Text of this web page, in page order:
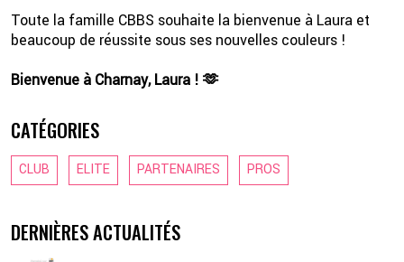
Toute la famille CBBS souhaite la bienvenue à Laura et
beaucoup de réussite sous ses nouvelles couleurs !
Bienvenue à Charnay, Laura ! 🫶
CATÉGORIES
CLUB ELITE PARTENAIRES PROS
DERNIÈRES ACTUALITÉS